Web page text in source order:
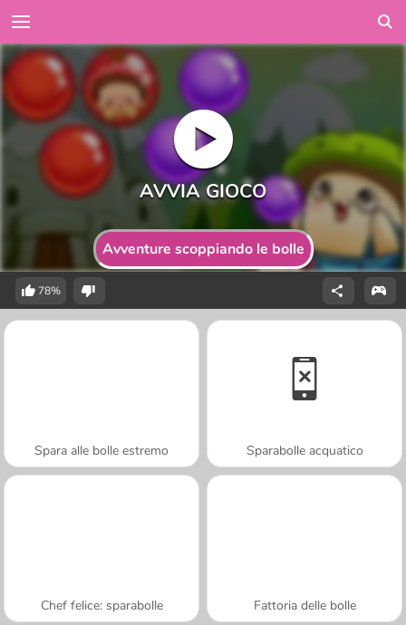
Avventure scoppiando le bolle
78%
Spara alle bolle estremo Sparabolle acquatico
Chef felice: sparabolle Fattoria delle bolle